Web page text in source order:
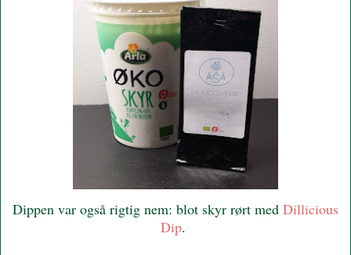
Dippen var også rigtig nem: blot skyr rørt med Dillicious
Dip.